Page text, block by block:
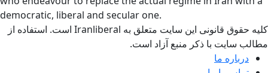
democratic, liberal and secular one.
کلیه حقوق قانونی این سایت متعلق به Iranliberal است. استفاده از
مطالب سایت با ذکر منبع آزاد است.
درباره ما